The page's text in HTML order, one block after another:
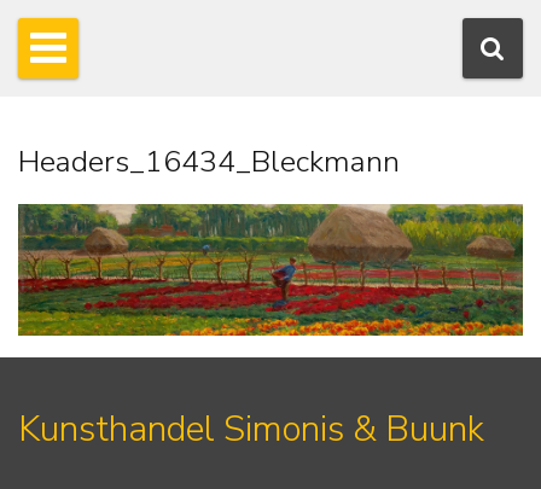
Headers_16434_Bleckmann
Kunsthandel Simonis & Buunk